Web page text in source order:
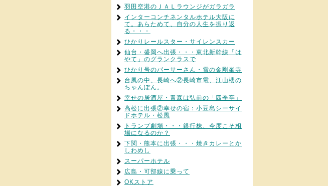
羽田空港のＪＡＬラウンジがガラガラ
インターコンチネンタルホテル大阪に
て。あらためて、自分の人生を振り返
る・・・
ひかりレールスター・サイレンスカー
仙台・盛岡へ出張・・・東北新幹線「は
やて」のグランクラスで
ひかり号のパーサーさん・雪の金剛峯寺
台風の中、長崎へ②長崎市電、江山楼の
ちゃんぽん。
幸せの居酒屋・青森は弘前の「四季亭」
高松に出張②幸せの宿：小豆島シーサイ
ドホテル・松風
トランプ劇場・・・銀行株、今度こそ相
場になるのか？
下関・熊本に出張・・・焼きカレーとか
しわめし
スーパーホテル
広島・可部線に乗って
OKストア